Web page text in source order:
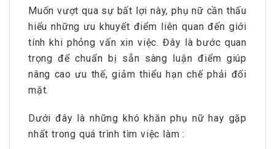
Muốn vượt qua sự bất lợi này, phụ nữ cần thấu
hiểu những ưu khuyết điểm liên quan đến giới
tính khi phỏng vấn xin việc. Đây là bước quan
trọng để chuẩn bị sẵn sàng luận điểm giúp
nâng cao ưu thế, giảm thiểu hạn chế phải đối
mặt.
Dưới đây là những khó khăn phụ nữ hay gặp
nhất trong quá trình tìm việc làm :